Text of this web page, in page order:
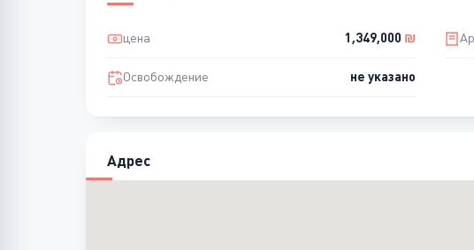
цена 1,349,000 ₪
Освобождение не указано
Адрес